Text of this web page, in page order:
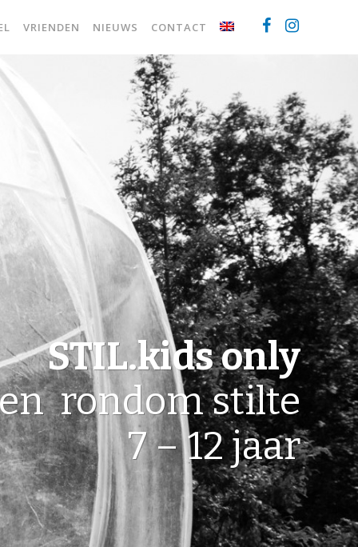
VRIENDEN NIEUWS CONTACT
STIL.kids only
rondom stilte
7 – 12 jaar